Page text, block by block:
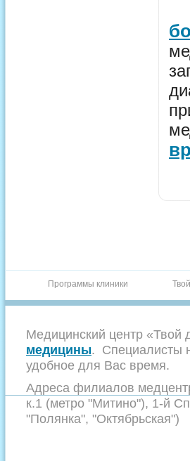
Программы клиники
Медицинский центр «Твой
медицины. Специалисты
удобное для Вас время.
Адреса филиалов
к.1 (метро "Митино"), 1-й
"Полянка", "Октябрьская")